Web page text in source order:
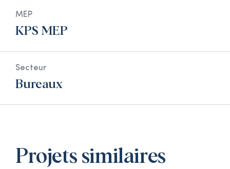
MEP
KPS MEP
Secteur
Bureaux
Projets similaires